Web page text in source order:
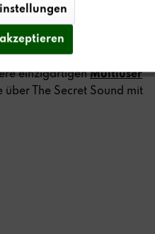
Systems
STUDIO
einzigartigenMultiuser
über The Secret Sound mit